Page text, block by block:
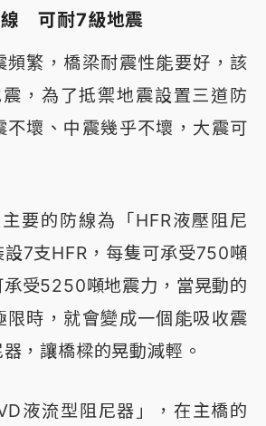
可耐7級地震
頻繁，橋梁耐震性能要好，該
，為了抵禦地震設置三道防
不壞、中震幾乎不壞，大震可
要的防線為「HFR液壓阻尼
7支HFR，每隻可承受750噸
受5250噸地震力，當晃動的
限時，就會變成一個能吸收震
，讓橋樑的晃動減輕。
液流型阻尼器」，在主橋的